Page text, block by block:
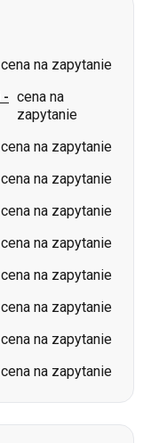
cena na zapytanie
- cena na
zapytanie
cena na zapytanie
cena na zapytanie
cena na zapytanie
cena na zapytanie
cena na zapytanie
cena na zapytanie
cena na zapytanie
cena na zapytanie